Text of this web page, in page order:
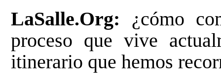
LaSalle.Org: ¿cómo
proceso que vive
itinerario que hemos